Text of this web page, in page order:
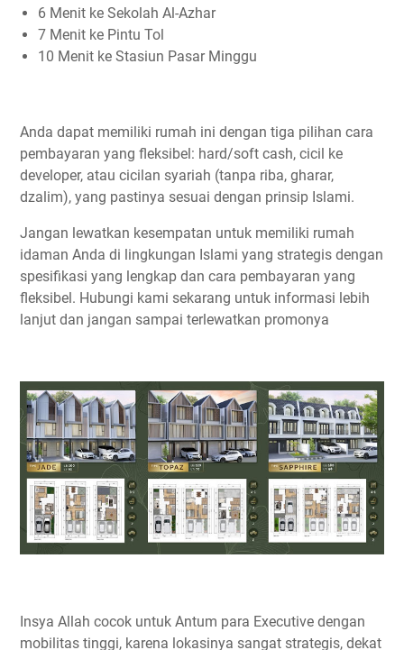
6 Menit ke Sekolah Al-Azhar
7 Menit ke Pintu Tol
10 Menit ke Stasiun Pasar Minggu
Anda dapat memiliki rumah ini dengan tiga pilihan cara
pembayaran yang fleksibel: hard/soft cash, cicil ke
developer, atau cicilan syariah (tanpa riba, gharar,
dzalim), yang pastinya sesuai dengan prinsip Islami.
Jangan lewatkan kesempatan untuk memiliki rumah
idaman Anda di lingkungan Islami yang strategis dengan
spesifikasi yang lengkap dan cara pembayaran yang
fleksibel. Hubungi kami sekarang untuk informasi lebih
lanjut dan jangan sampai terlewatkan promonya
Insya Allah cocok untuk Antum para Executive dengan
mobilitas tinggi, karena lokasinya sangat strategis, dekat